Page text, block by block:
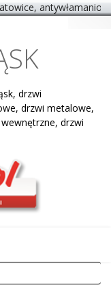
drzwi
drzwi metalowe,
drzwi